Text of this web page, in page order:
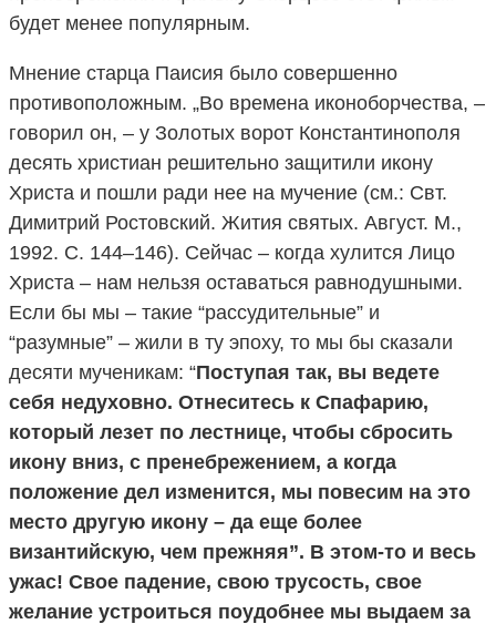
будет менее популярным.
Мнение старца Паисия было совершенно
противоположным. „Во времена иконоборчества, –
говорил он, – у Золотых ворот Константинополя
десять христиан решительно защитили икону
Христа и пошли ради нее на мучение (см.: Свт.
Димитрий Ростовский. Жития святых. Август. М.,
1992. С. 144–146). Сейчас – когда хулится Лицо
Христа – нам нельзя оставаться равнодушными.
Если бы мы – такие “рассудительные” и
“разумные” – жили в ту эпоху, то мы бы сказали
десяти мученикам: “Поступая так, вы ведете
себя недуховно. Отнеситесь к Спафарию,
который лезет по лестнице, чтобы сбросить
икону вниз, с пренебрежением, а когда
положение дел изменится, мы повесим на это
место другую икону – да еще более
византийскую, чем прежняя”. В этом-то и весь
ужас! Свое падение, свою трусость, свое
желание устроиться поудобнее мы выдаем за